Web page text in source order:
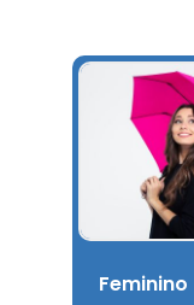
Feminino